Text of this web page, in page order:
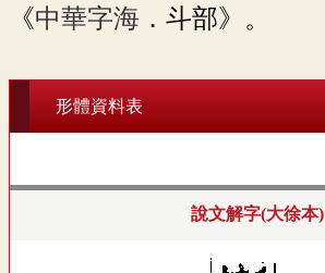
《中華字海 ．斗部》。
形體資料表
說文解字(大徐本)